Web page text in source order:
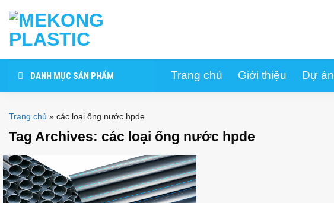
content
DANH MỤC SẢN PHẨM Trang chủ Giới thiệu Dự án
Trang chủ » các loại ống nước hpde
Tag Archives: các loại ống nước hpde